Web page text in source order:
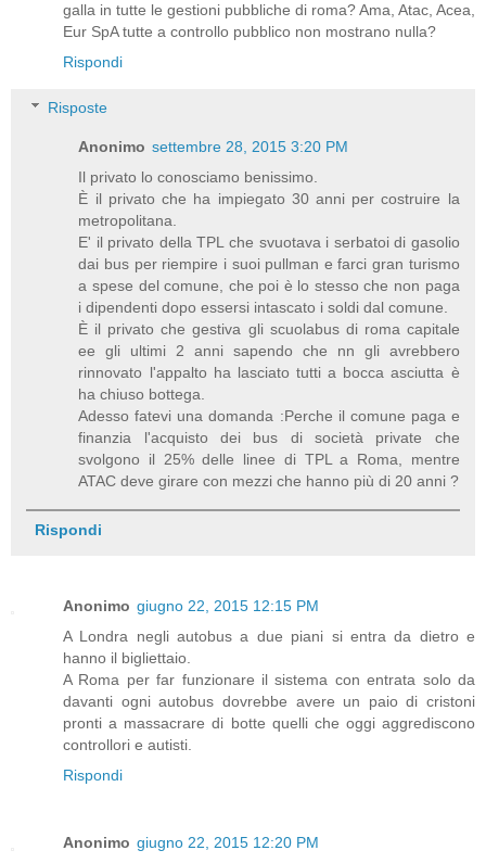
galla in tutte le gestioni pubbliche di roma? Ama, Atac, Acea,
Eur SpA tutte a controllo pubblico non mostrano nulla?
Rispondi
Risposte
Anonimo settembre 28, 2015 3:20 PM
Il privato lo conosciamo benissimo.
È il privato che ha impiegato 30 anni per costruire la
metropolitana.
E' il privato della TPL che svuotava i serbatoi di gasolio
dai bus per riempire i suoi pullman e farci gran turismo
a spese del comune, che poi è lo stesso che non paga
i dipendenti dopo essersi intascato i soldi dal comune.
È il privato che gestiva gli scuolabus di roma capitale
ee gli ultimi 2 anni sapendo che nn gli avrebbero
rinnovato l'appalto ha lasciato tutti a bocca asciutta è
ha chiuso bottega.
Adesso fatevi una domanda :Perche il comune paga e
finanzia l'acquisto dei bus di società private che
svolgono il 25% delle linee di TPL a Roma, mentre
ATAC deve girare con mezzi che hanno più di 20 anni ?
Rispondi
Anonimo giugno 22, 2015 12:15 PM
A Londra negli autobus a due piani si entra da dietro e
hanno il bigliettaio.
A Roma per far funzionare il sistema con entrata solo da
davanti ogni autobus dovrebbe avere un paio di cristoni
pronti a massacrare di botte quelli che oggi aggrediscono
controllori e autisti.
Rispondi
Anonimo giugno 22, 2015 12:20 PM